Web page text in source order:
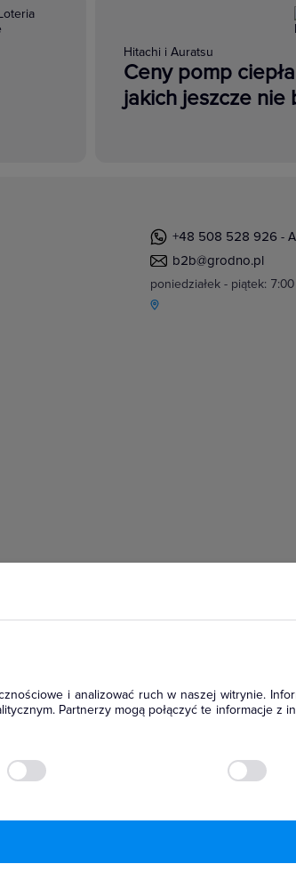
i analizować ruch w naszej witrynie.
Partnerzy mogą połączyć te informacje z
Hitachi i Auratsu
Ceny pomp ciepła
jakich jeszcze nie
+48 508 528 926 -
b2b@grodno.pl
poniedziałek - piątek: